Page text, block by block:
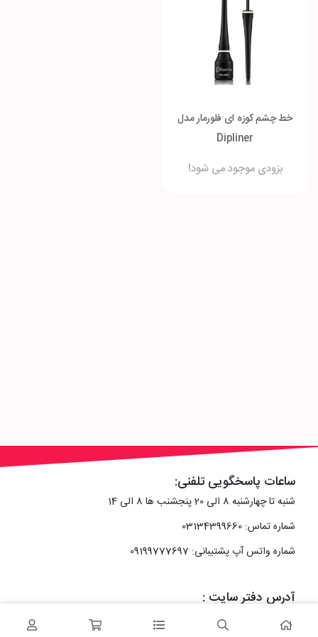
خط چشم کوزه ای فلورمار مدل
Dipliner
بزودی موجود می شود!
ساعات پاسخگویی تلفنی:
شنبه تا چهارشنبه 8 الی 20 پنجشنب ها 8 الی 14
شماره تماس: 03134399660
شماره واتس آپ پشتیبانی: 09199777697
آدرس دفتر سایت :
اصفهان، خیابان رزمندگان، کوچه شماره سه فرعی 2 پلاک 10